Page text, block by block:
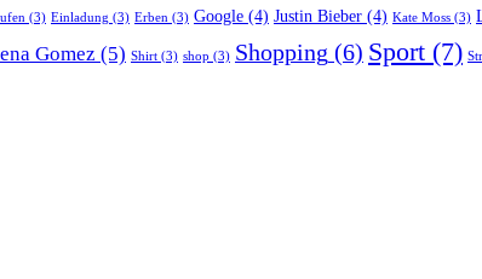
(3) Einladung (3) Erben (3) Google (4) Justin Bieber (4) Kate Moss (3)
Gomez (5) Shirt (3) shop (3) Shopping (6) Sport (7)